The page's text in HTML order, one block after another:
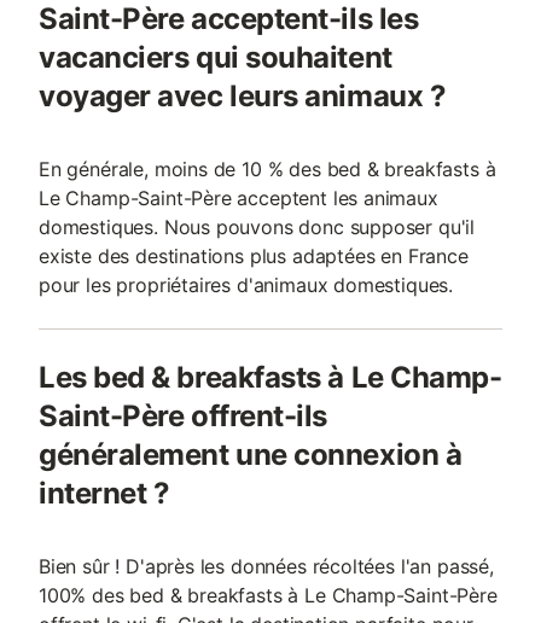
Saint-Père acceptent-ils les
vacanciers qui souhaitent
voyager avec leurs animaux ?
En générale, moins de 10 % des bed & breakfasts à
Le Champ-Saint-Père acceptent les animaux
domestiques. Nous pouvons donc supposer qu'il
existe des destinations plus adaptées en France
pour les propriétaires d'animaux domestiques.
Les bed & breakfasts à Le Champ-
Saint-Père offrent-ils
généralement une connexion à
internet ?
Bien sûr ! D'après les données récoltées l'an passé,
100% des bed & breakfasts à Le Champ-Saint-Père